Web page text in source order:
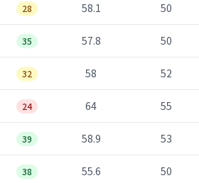
28 58.1 50
35 57.8 50
32 58 52
24 64 55
39 58.9 53
38 55.6 50